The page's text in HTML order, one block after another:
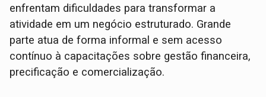
enfrentam dificuldades para transformar a
atividade em um negócio estruturado. Grande
parte atua de forma informal e sem acesso
contínuo à capacitações sobre gestão financeira,
precificação e comercialização.